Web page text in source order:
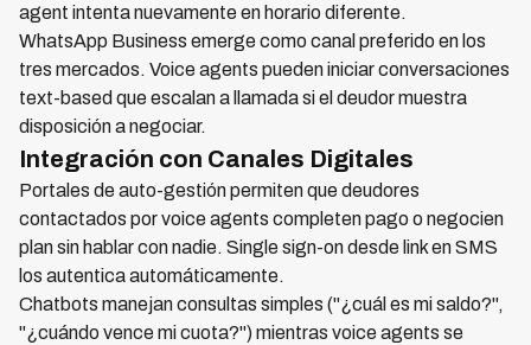
agent intenta nuevamente en horario diferente.
WhatsApp Business emerge como canal preferido en los
tres mercados. Voice agents pueden iniciar conversaciones
text-based que escalan a llamada si el deudor muestra
disposición a negociar.
Integración con Canales Digitales
Portales de auto-gestión permiten que deudores
contactados por voice agents completen pago o negocien
plan sin hablar con nadie. Single sign-on desde link en SMS
los autentica automáticamente.
Chatbots manejan consultas simples ("¿cuál es mi saldo?",
"¿cuándo vence mi cuota?") mientras voice agents se